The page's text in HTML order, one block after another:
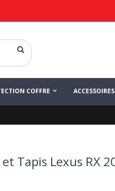
COFFRE ACCESSOIRES
Tapis Lexus RX